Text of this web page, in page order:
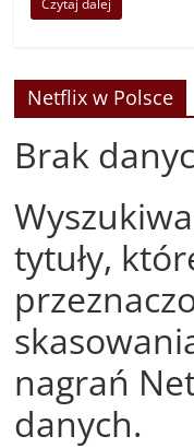
Czytaj dalej
Netflix w Polsce
Brak
tytuły,
nagrań
danych.